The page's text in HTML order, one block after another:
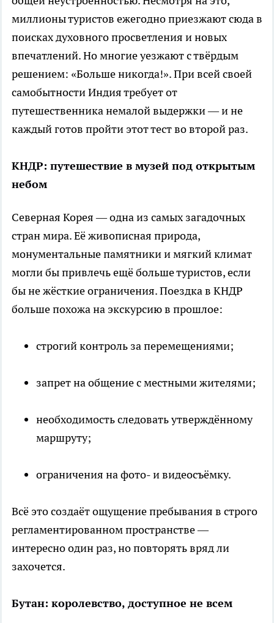
миллионы туристов ежегодно приезжают сюда в
поисках духовного просветления и новых
впечатлений. Но многие уезжают с твёрдым
решением: «Больше никогда!». При всей своей
самобытности Индия требует от
путешественника немалой выдержки — и не
каждый готов пройти этот тест во второй раз.
КНДР: путешествие в музей под открытым
небом
Северная Корея — одна из самых загадочных
стран мира. Её живописная природа,
монументальные памятники и мягкий климат
могли бы привлечь ещё больше туристов, если
бы не жёсткие ограничения. Поездка в КНДР
больше похожа на экскурсию в прошлое:
строгий контроль за перемещениями;
запрет на общение с местными жителями;
необходимость следовать утверждённому
маршруту;
ограничения на фото- и видеосъёмку.
Всё это создаёт ощущение пребывания в строго
регламентированном пространстве —
интересно один раз, но повторять вряд ли
захочется.
Бутан: королевство, доступное не всем